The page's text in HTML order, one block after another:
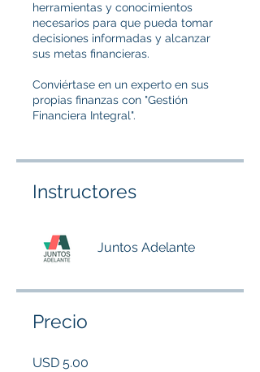
herramientas y conocimientos
necesarios para que pueda tomar
decisiones informadas y alcanzar
sus metas financieras.
Conviértase en un experto en sus
propias finanzas con "Gestión
Financiera Integral".
Instructores
Juntos Adelante
Precio
USD 5.00